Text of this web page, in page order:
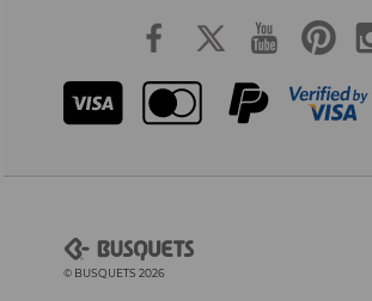
© BUSQUETS 2026